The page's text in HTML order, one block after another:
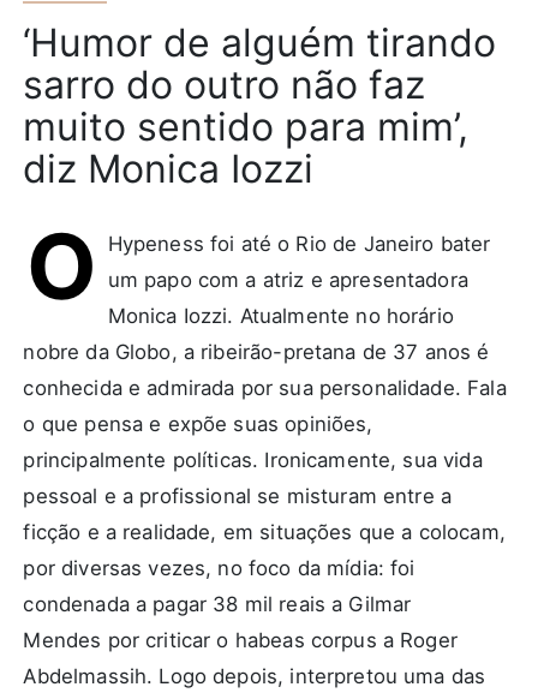
‘Humor de alguém tirando
sarro do outro não faz
muito sentido para mim’,
diz Monica Iozzi
O
Hypeness foi até o Rio de Janeiro bater
um papo com a atriz e apresentadora
Monica Iozzi. Atualmente no horário
nobre da Globo, a ribeirão-pretana de 37 anos é
conhecida e admirada por sua personalidade. Fala
o que pensa e expõe suas opiniões,
principalmente políticas. Ironicamente, sua vida
pessoal e a profissional se misturam entre a
ficção e a realidade, em situações que a colocam,
por diversas vezes, no foco da mídia: foi
condenada a pagar 38 mil reais a Gilmar
Mendes por criticar o habeas corpus a Roger
Abdelmassih. Logo depois, interpretou uma das